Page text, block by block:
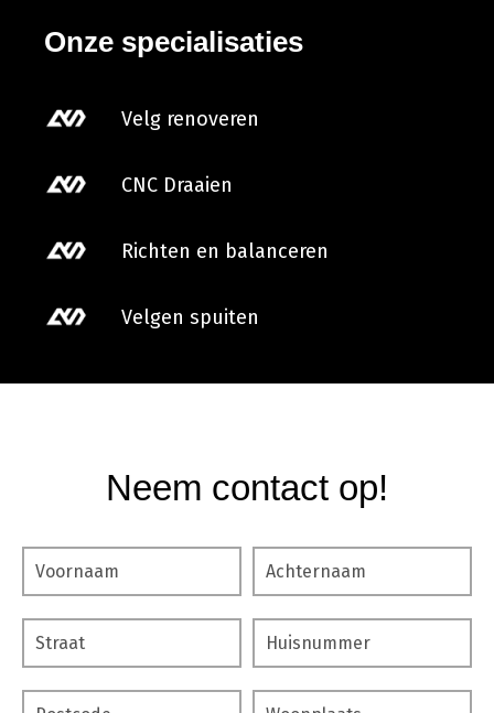
Onze specialisaties
Velg renoveren
CNC Draaien
Richten en balanceren
Velgen spuiten
Neem contact op!